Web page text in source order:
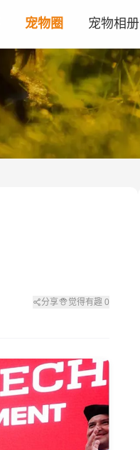
宠物圈 宠物相册
分享 觉得有趣 0